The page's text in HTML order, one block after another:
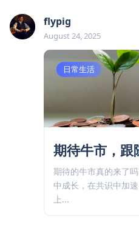
flypig
August 24, 2025
日常生活
期待牛市，跟
期待的牛市真的来了
中成长，在共识中加
上...